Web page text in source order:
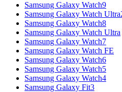
Samsung Galaxy Watch9
Samsung Galaxy Watch
Samsung Galaxy Watch8
Samsung Galaxy Watch Ultra
Samsung Galaxy Watch7
Samsung Galaxy Watch FE
Samsung Galaxy Watch6
Samsung Galaxy Watch5
Samsung Galaxy Watch4
Samsung Galaxy Fit3